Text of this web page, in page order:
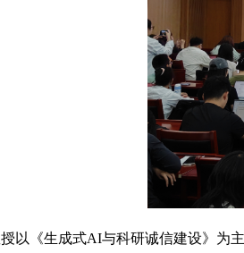
《生成式AI与科研诚信建设》为主